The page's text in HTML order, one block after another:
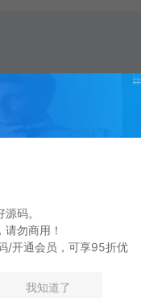
码。
勿商用！
/开通会员，可享95折优
我知道了